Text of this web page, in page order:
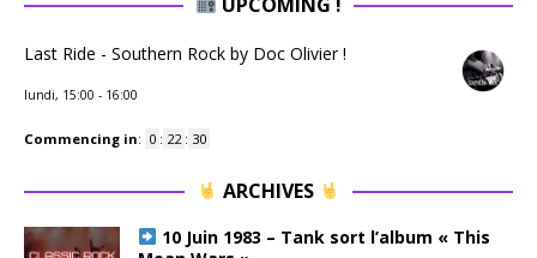
Last Ride - Southern Rock by Doc Olivier !
lundi, 15:00 - 16:00
Commencing in: 0 : 22 : 29
ARCHIVES
10 Juin 1983 – Tank sort l’album « This